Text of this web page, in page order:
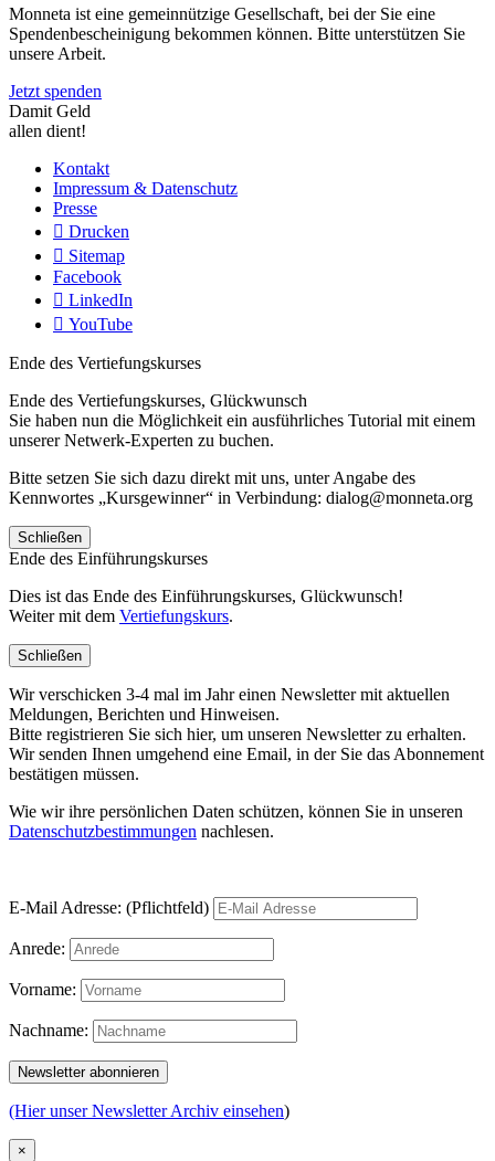
Monneta ist eine gemeinnützige Gesellschaft, bei der Sie eine
Spendenbescheinigung bekommen können. Bitte unterstützen Sie
unsere Arbeit.
Jetzt spenden
Damit Geld
allen dient!
Kontakt
Impressum & Datenschutz
Presse
Drucken
Sitemap
Facebook
LinkedIn
YouTube
Ende des Vertiefungskurses
Ende des Vertiefungskurses, Glückwunsch
Sie haben nun die Möglichkeit ein ausführliches Tutorial mit einem
unserer Netwerk-Experten zu buchen.
Bitte setzen Sie sich dazu direkt mit uns, unter Angabe des
Kennwortes „Kursgewinner“ in Verbindung: dialog@monneta.org
Schließen
Ende des Einführungskurses
Dies ist das Ende des Einführungskurses, Glückwunsch!
Weiter mit dem Vertiefungskurs.
Schließen
Wir verschicken 3-4 mal im Jahr einen Newsletter mit aktuellen
Meldungen, Berichten und Hinweisen.
Bitte registrieren Sie sich hier, um unseren Newsletter zu erhalten.
Wir senden Ihnen umgehend eine Email, in der Sie das Abonnement
bestätigen müssen.
Wie wir ihre persönlichen Daten schützen, können Sie in unseren
Datenschutzbestimmungen nachlesen.
E-Mail Adresse: (Pflichtfeld)
Anrede:
Vorname:
Nachname:
(Hier unser Newsletter Archiv einsehen)
×